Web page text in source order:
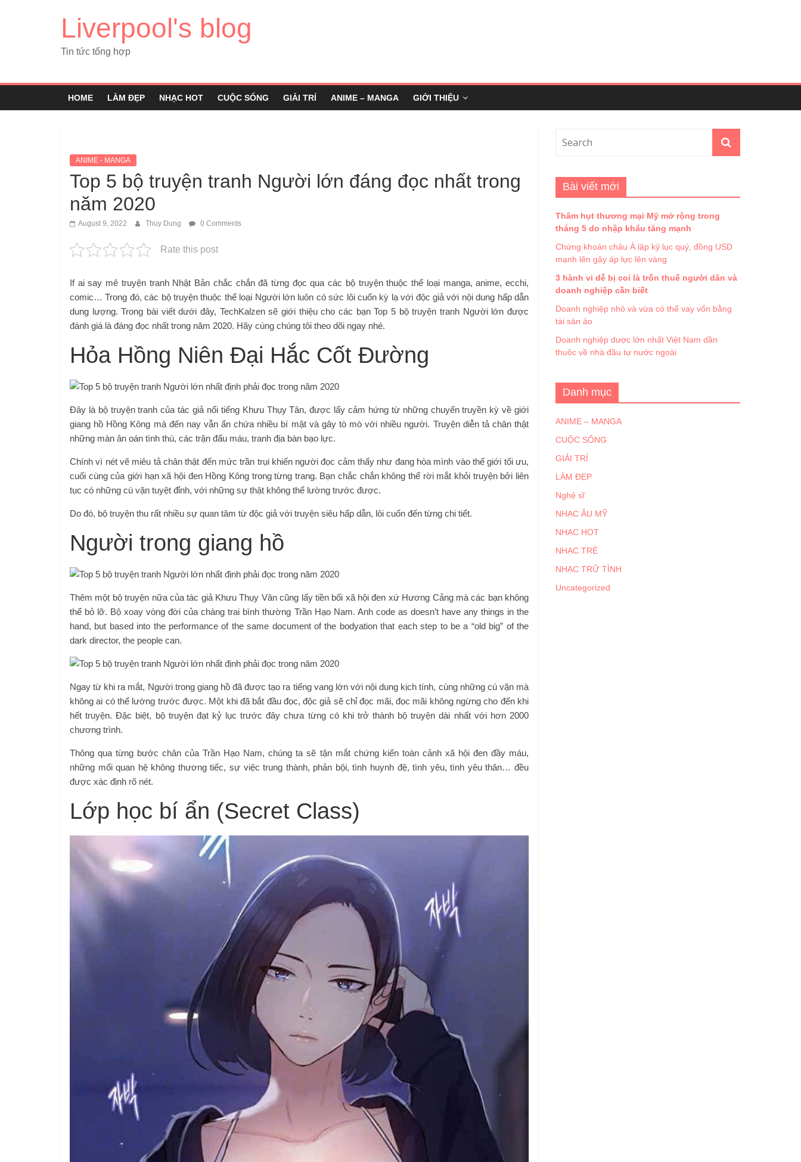
Liverpool's blog
Tin tức tổng hợp
HOME LÀM ĐẸP NHẠC HOT CUỘC SỐNG GIẢI TRÍ ANIME – MANGA GIỚI THIỆU
ANIME - MANGA
Top 5 bộ truyện tranh Người lớn đáng đọc nhất trong
năm 2020
August 9, 2022 Thuy Dung 0 Comments
Rate this post
If ai say mê truyện tranh Nhật Bản chắc chắn đã từng đọc qua các bộ truyện thuộc thể loại manga, anime, ecchi,
comic… Trong đó, các bộ truyện thuộc thể loại Người lớn luôn có sức lôi cuốn kỳ lạ với độc giả với nội dung hấp dẫn
dung lượng. Trong bài viết dưới đây, TechKalzen sẽ giới thiệu cho các bạn Top 5 bộ truyện tranh Người lớn được
đánh giá là đáng đọc nhất trong năm 2020. Hãy cùng chúng tôi theo dõi ngay nhé.
Hỏa Hồng Niên Đại Hắc Cốt Đường
Đây là bộ truyện tranh của tác giả nổi tiếng Khưu Thụy Tân, được lấy cảm hứng từ những chuyến truyền kỳ về giới
giang hồ Hồng Kông mà đến nay vẫn ẩn chứa nhiều bí mật và gây tò mò với nhiều người. Truyện diễn tả chân thật
những màn ân oán tình thù, các trận đấu máu, tranh địa bàn bạo lực.
Chính vì nét vẽ miêu tả chân thật đến mức trần trụi khiến người đọc cảm thấy như đang hòa mình vào thế giới tối ưu,
cuối cùng của giới hạn xã hội đen Hồng Kông trong từng trang. Bạn chắc chắn không thể rời mắt khỏi truyện bởi liên
tục có những cú vặn tuyệt đỉnh, với những sự thật không thể lường trước được.
Do đó, bộ truyện thu rất nhiều sự quan tâm từ độc giả với truyện siêu hấp dẫn, lôi cuốn đến từng chi tiết.
Người trong giang hồ
Thêm một bộ truyện nữa của tác giả Khưu Thụy Vân cũng lấy tiền bối xã hội đen xứ Hương Cảng mà các bạn không
thể bỏ lỡ. Bộ xoay vòng đời của chàng trai bình thường Trần Hạo Nam. Anh code as doesn’t have any things in the
hand, but based into the performance of the same document of the bodyation that each step to be a “old big” of the
dark director, the people can.
Ngay từ khi ra mắt, Người trong giang hồ đã được tạo ra tiếng vang lớn với nội dung kịch tính, cùng những cú vặn mà
không ai có thể lường trước được. Một khi đã bắt đầu đọc, độc giả sẽ chỉ đọc mãi, đọc mãi không ngừng cho đến khi
hết truyện. Đặc biệt, bộ truyện đạt kỷ lục trước đây chưa từng có khi trở thành bộ truyện dài nhất với hơn 2000
chương trình.
Thông qua từng bước chân của Trần Hạo Nam, chúng ta sẽ tận mắt chứng kiến ​​toàn cảnh xã hội đen đầy máu,
những mối quan hệ không thương tiếc, sự việc trung thành, phản bội, tình huynh đệ, tình yêu, tình yêu thân… đều
được xác định rõ nét.
Lớp học bí ẩn (Secret Class)
Bài viết mới
Thâm hụt thương mại Mỹ mở rộng trong
tháng 5 do nhập khẩu tăng mạnh
Chứng khoán châu Á lập kỷ lục quý, đồng USD
mạnh lên gây áp lực lên vàng
3 hành vi dễ bị coi là trốn thuế người dân và
doanh nghiệp cần biết
Doanh nghiệp nhỏ và vừa có thể vay vốn bằng
tài sản ảo
Doanh nghiệp dược lớn nhất Việt Nam dần
thuộc về nhà đầu tư nước ngoài
Danh mục
ANIME – MANGA
CUỘC SỐNG
GIẢI TRÍ
LÀM ĐẸP
Nghệ sĩ
NHẠC ÂU MỸ
NHẠC HOT
NHẠC TRẺ
NHẠC TRỮ TÌNH
Uncategorized